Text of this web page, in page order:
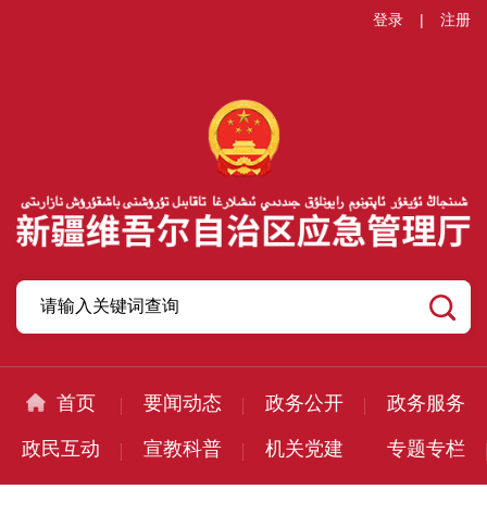
登录 | 注册
首页 要闻动态 政务公开 政务服务
政民互动 宣教科普 机关党建 专题专栏